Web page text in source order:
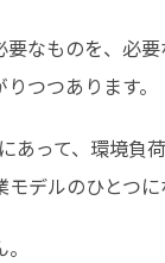
要なものを、
つつあります。
あって、環境
デルのひとつに